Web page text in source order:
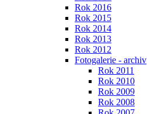
Rok 2016
Rok 2015
Rok 2014
Rok 2013
Rok 2012
Fotogalerie - archiv
Rok 2011
Rok 2010
Rok 2009
Rok 2008